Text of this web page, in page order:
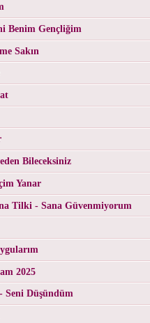
Benim Gençliğim
Sakın
Bileceksiniz
Yanar
Tilki - Sana Güvenmiyorum
2025
Seni Düşündüm